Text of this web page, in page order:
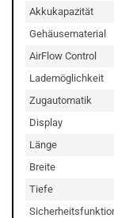
Akkukapazität
Gehäusematerial
AirFlow Control
Lademöglichkeit
Zugautomatik
Display
Länge
Breite
Tiefe